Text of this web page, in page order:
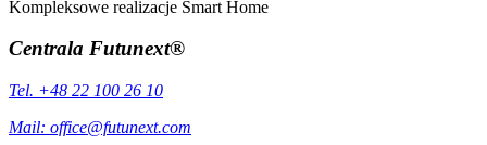
Kompleksowe realizacje Smart Home
Centrala Futunext®
Tel. +48 22 100 26 10
Mail: office@futunext.com